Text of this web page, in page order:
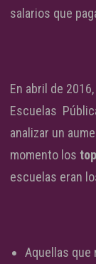
salarios que
En abril de
Escuelas
analizar un
momento los
escuelas eran
Aquellas que